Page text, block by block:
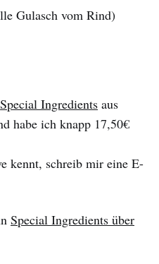
Gulasch vom Rind)
Special Ingredients aus
habe ich knapp 17,50€
kennt, schreib mir eine E-
Special Ingredients über